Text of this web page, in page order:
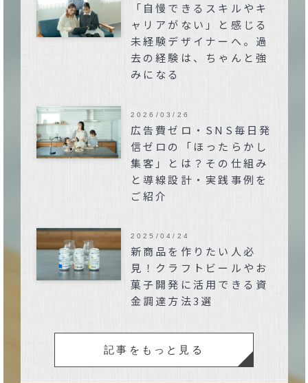
「自慢できるスキルやキ
ャリアがない」と感じる
未経験デザイナーへ。過
去の経験は、ちゃんと強
みになる
広告費ゼロ・SNS毎日発
信ゼロの「ほったらかし
集客」とは？その仕組み
と導線設計・実践事例を
ご紹介
2026/03/26
新商品を作りたい人必
見！クラフトビールやお
菓子開発に活用できる資
金調達方法3選
2025/04/24
記事をもっと見る